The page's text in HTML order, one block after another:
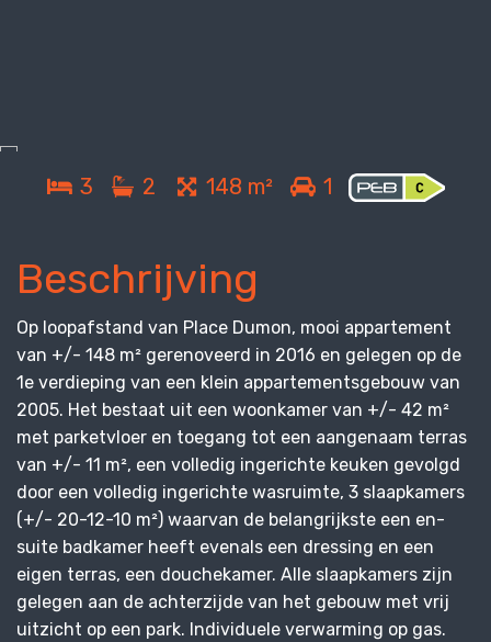
3 2 148 m² 1
Beschrijving
Op loopafstand van Place Dumon, mooi appartement
van +/- 148 m² gerenoveerd in 2016 en gelegen op de
1e verdieping van een klein appartementsgebouw van
2005. Het bestaat uit een woonkamer van +/- 42 m²
met parketvloer en toegang tot een aangenaam terras
van +/- 11 m², een volledig ingerichte keuken gevolgd
door een volledig ingerichte wasruimte, 3 slaapkamers
(+/- 20-12-10 m²) waarvan de belangrijkste een en-
suite badkamer heeft evenals een dressing en een
eigen terras, een douchekamer. Alle slaapkamers zijn
gelegen aan de achterzijde van het gebouw met vrij
uitzicht op een park. Individuele verwarming op gas.